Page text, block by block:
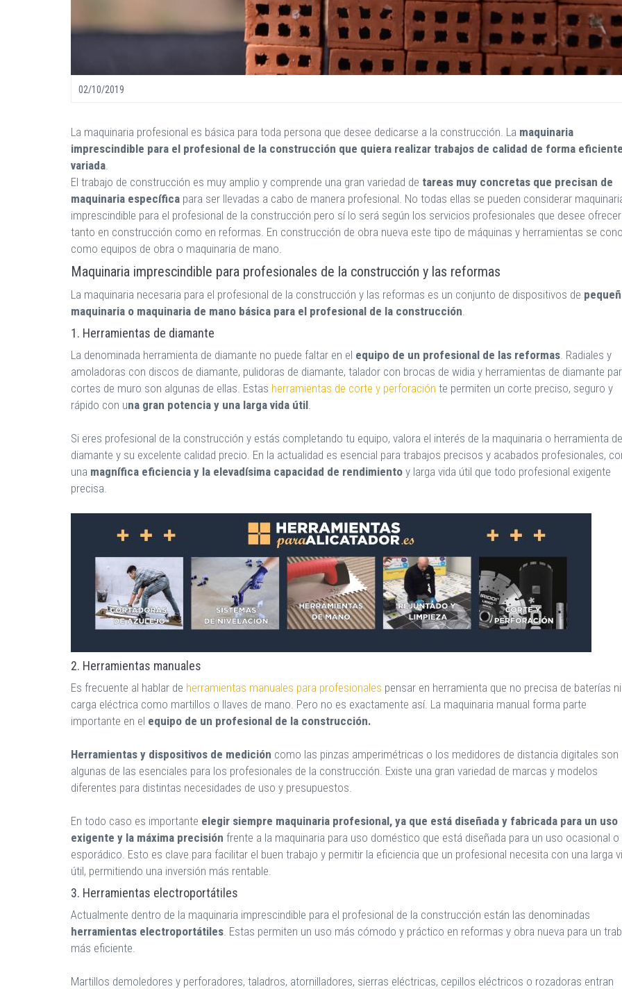
02/10/2019
La maquinaria profesional es básica para toda persona que desee dedicarse a la construcción. La maquinaria
imprescindible para el profesional de la construcción que quiera realizar trabajos de calidad de forma
variada.
El trabajo de construcción es muy amplio y comprende una gran variedad de tareas muy concretas que precisan de
maquinaria específica para ser llevadas a cabo de manera profesional. No todas ellas se pueden considerar
imprescindible para el profesional de la construcción pero sí lo será según los servicios profesionales que desee ofrecer
tanto en construcción como en reformas. En construcción de obra nueva este tipo de máquinas y herramientas se
como equipos de obra o maquinaria de mano.
Maquinaria imprescindible para profesionales de la construcción y las reformas
La maquinaria necesaria para el profesional de la construcción y las reformas es un conjunto de dispositivos de
maquinaria o maquinaria de mano básica para el profesional de la construcción.
1. Herramientas de diamante
La denominada herramienta de diamante no puede faltar en el equipo de un profesional de las reformas. Radiales y
amoladoras con discos de diamante, pulidoras de diamante, talador con brocas de widia y herramientas de diamante
cortes de muro son algunas de ellas. Estas herramientas de corte y perforación te permiten un corte preciso, seguro y
rápido con una gran potencia y una larga vida útil.
Si eres profesional de la construcción y estás completando tu equipo, valora el interés de la maquinaria o herramienta de
diamante y su excelente calidad precio. En la actualidad es esencial para trabajos precisos y acabados profesionales,
una magnífica eficiencia y la elevadísima capacidad de rendimiento y larga vida útil que todo profesional exigente
precisa.
2. Herramientas manuales
Es frecuente al hablar de herramientas manuales para profesionales pensar en herramienta que no precisa de baterías ni
carga eléctrica como martillos o llaves de mano. Pero no es exactamente así. La maquinaria manual forma parte
importante en el equipo de un profesional de la construcción.
Herramientas y dispositivos de medición como las pinzas amperimétricas o los medidores de distancia digitales son
algunas de las esenciales para los profesionales de la construcción. Existe una gran variedad de marcas y modelos
diferentes para distintas necesidades de uso y presupuestos.
En todo caso es importante elegir siempre maquinaria profesional, ya que está diseñada y fabricada para un uso
exigente y la máxima precisión frente a la maquinaria para uso doméstico que está diseñada para un uso ocasional o
esporádico. Esto es clave para facilitar el buen trabajo y permitir la eficiencia que un profesional necesita con una larga
útil, permitiendo una inversión más rentable.
3. Herramientas electroportátiles
Actualmente dentro de la maquinaria imprescindible para el profesional de la construcción están las denominadas
herramientas electroportátiles. Estas permiten un uso más cómodo y práctico en reformas y obra nueva para un
más eficiente.
Martillos demoledores y perforadores, taladros, atornilladores, sierras eléctricas, cepillos eléctricos o rozadoras entran